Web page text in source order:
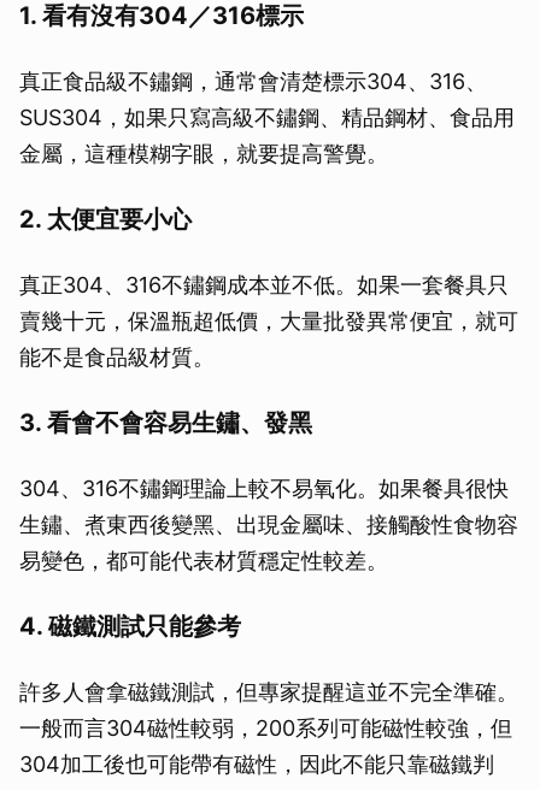
1. 看有沒有304／316標示
真正食品級不鏽鋼，通常會清楚標示304、316、
SUS304，如果只寫高級不鏽鋼、精品鋼材、食品用
金屬，這種模糊字眼，就要提高警覺。
2. 太便宜要小心
真正304、316不鏽鋼成本並不低。如果一套餐具只
賣幾十元，保溫瓶超低價，大量批發異常便宜，就可
能不是食品級材質。
3. 看會不會容易生鏽、發黑
304、316不鏽鋼理論上較不易氧化。如果餐具很快
生鏽、煮東西後變黑、出現金屬味、接觸酸性食物容
易變色，都可能代表材質穩定性較差。
4. 磁鐵測試只能參考
許多人會拿磁鐵測試，但專家提醒這並不完全準確。
一般而言304磁性較弱，200系列可能磁性較強，但
304加工後也可能帶有磁性，因此不能只靠磁鐵判